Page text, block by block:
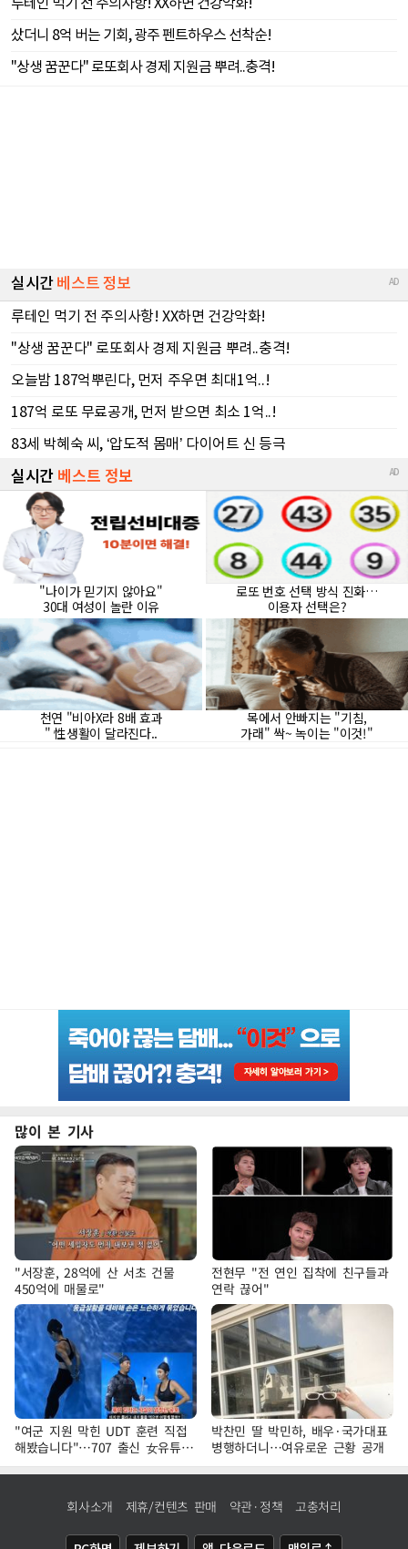
많이 본 기사
"서장훈, 28억에 산 서초 건물
450억에 매물로"
전현무 "전 연인 집착에 친구들과
연락 끊어"
"여군 지원 막힌 UDT 훈련 직접
해봤습니다"…707 출신 女유튜버
'완벽 소화'
박찬민 딸 박민하, 배우·국가대표
병행하더니…여유로운 근황 공개
회사소개 제휴/컨텐츠 판매 약관·정책 고충처리